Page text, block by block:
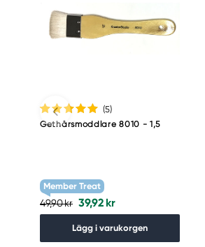
(5)
Gethårsmoddlare 8010 - 1,5
Member Treat
49,90 kr 39,92 kr
Lägg i varukorgen